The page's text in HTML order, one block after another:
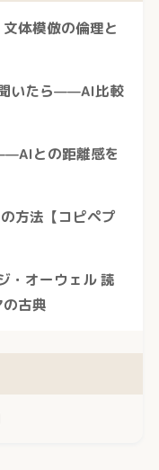
体模倣の倫理と
いたら——AI比較
との距離感を
方法【コピペプ
・オーウェル 読
古典